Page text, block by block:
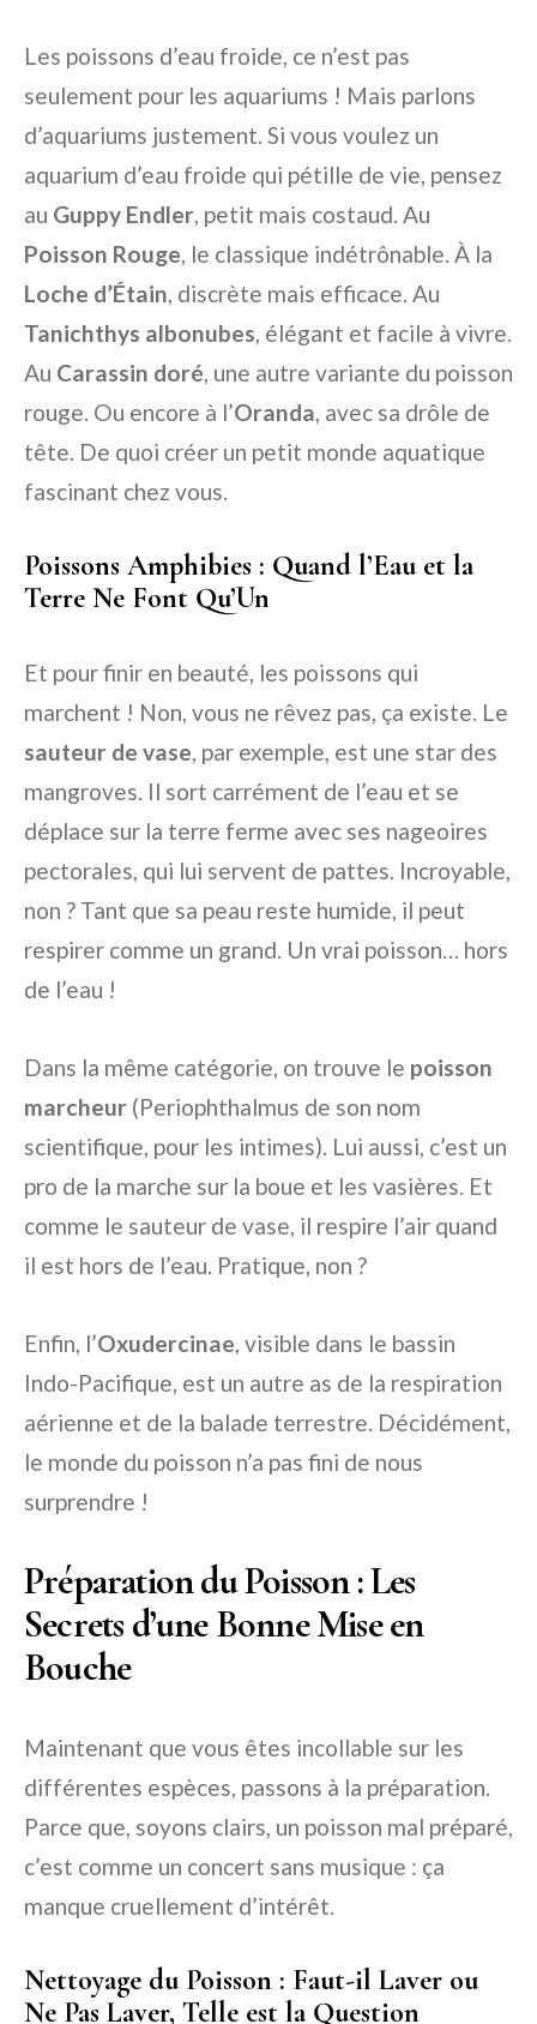
Les poissons d’eau froide, ce n’est pas
seulement pour les aquariums ! Mais parlons
d’aquariums justement. Si vous voulez un
aquarium d’eau froide qui pétille de vie, pensez
au Guppy Endler, petit mais costaud. Au
Poisson Rouge, le classique indétrônable. À la
Loche d’Étain, discrète mais efficace. Au
Tanichthys albonubes, élégant et facile à vivre.
Au Carassin doré, une autre variante du poisson
rouge. Ou encore à l’Oranda, avec sa drôle de
tête. De quoi créer un petit monde aquatique
fascinant chez vous.
Poissons Amphibies : Quand l’Eau et la
Terre Ne Font Qu’Un
Et pour finir en beauté, les poissons qui
marchent ! Non, vous ne rêvez pas, ça existe. Le
sauteur de vase, par exemple, est une star des
mangroves. Il sort carrément de l’eau et se
déplace sur la terre ferme avec ses nageoires
pectorales, qui lui servent de pattes. Incroyable,
non ? Tant que sa peau reste humide, il peut
respirer comme un grand. Un vrai poisson… hors
de l’eau !
Dans la même catégorie, on trouve le poisson
marcheur (Periophthalmus de son nom
scientifique, pour les intimes). Lui aussi, c’est un
pro de la marche sur la boue et les vasières. Et
comme le sauteur de vase, il respire l’air quand
il est hors de l’eau. Pratique, non ?
Enfin, l’Oxudercinae, visible dans le bassin
Indo-Pacifique, est un autre as de la respiration
aérienne et de la balade terrestre. Décidément,
le monde du poisson n’a pas fini de nous
surprendre !
Préparation du Poisson : Les
Secrets d’une Bonne Mise en
Bouche
Maintenant que vous êtes incollable sur les
différentes espèces, passons à la préparation.
Parce que, soyons clairs, un poisson mal préparé,
c’est comme un concert sans musique : ça
manque cruellement d’intérêt.
Nettoyage du Poisson : Faut-il Laver ou
Ne Pas Laver, Telle est la Question